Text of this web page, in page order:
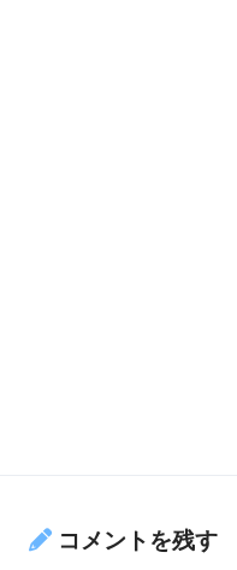
コメントを残す